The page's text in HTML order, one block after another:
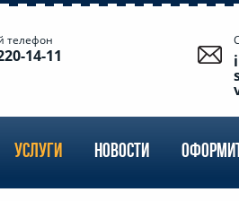
телефон
14-11
УСЛУГИ НОВОСТИ